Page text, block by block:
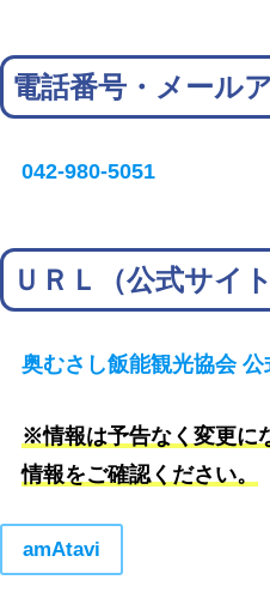
電話番号・メール
042-980-5051
ＵＲＬ（公式サイ
奥むさし飯能観光協会 公
※情報は予告なく変更に
情報をご確認ください。
amAtavi